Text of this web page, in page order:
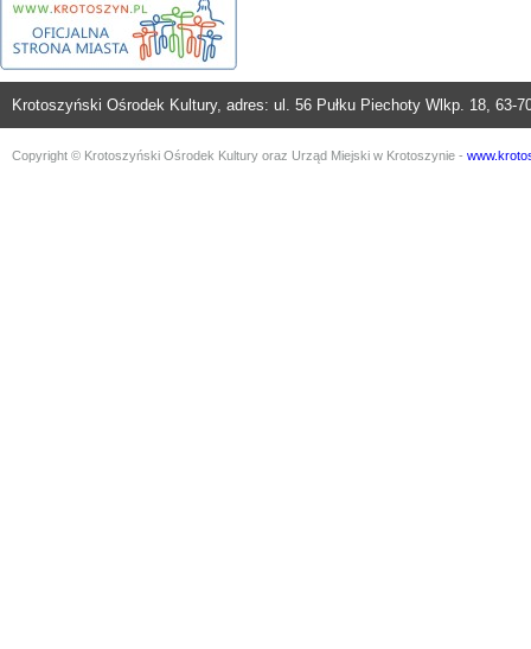
Krotoszyński Ośrodek Kultury, adres: ul. 56 Pułku Piechoty Wlkp. 18,
Copyright © Krotoszyński Ośrodek Kultury oraz Urząd Miejski w Krotoszynie -